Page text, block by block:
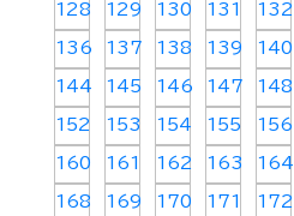
128 129 130 131 132
136 137 138 139 140
144 145 146 147 148
152 153 154 155 156
160 161 162 163 164
168 169 170 171 172